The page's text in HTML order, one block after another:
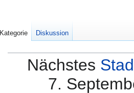
Nächstes
7.
Kategorie Diskussion